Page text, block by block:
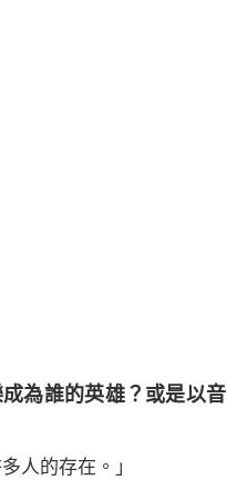
為誰的英雄？或是以音
人的存在。」